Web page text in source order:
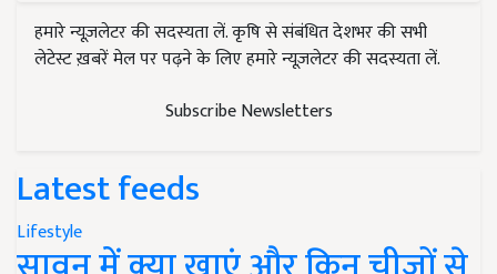
हमारे न्यूज़लेटर की सदस्यता लें. कृषि से संबंधित देशभर की सभी
लेटेस्ट ख़बरें मेल पर पढ़ने के लिए हमारे न्यूज़लेटर की सदस्यता लें.
Subscribe Newsletters
Latest feeds
Lifestyle